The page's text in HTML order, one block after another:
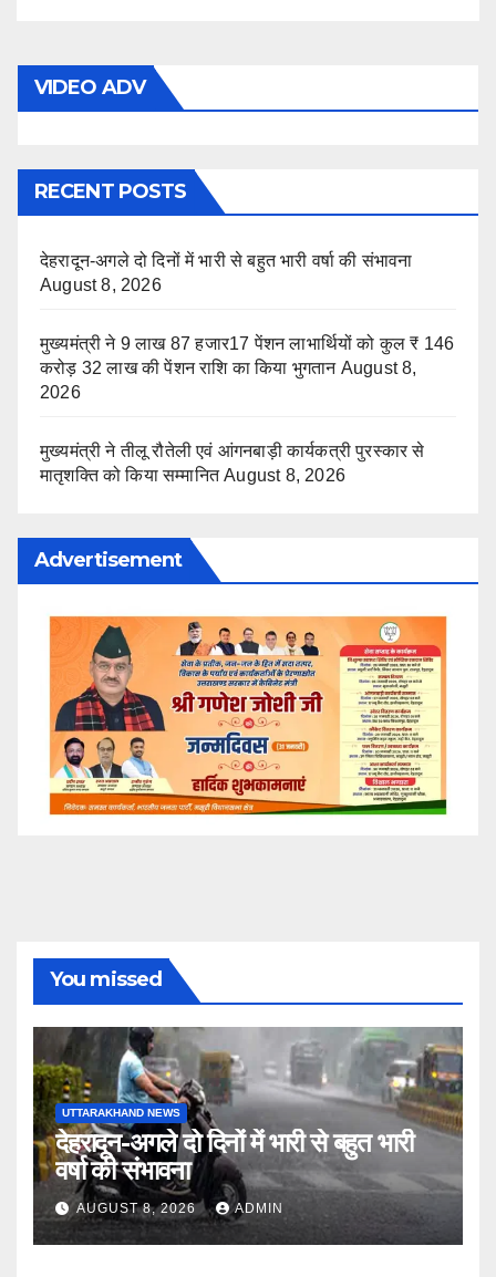
VIDEO ADV
RECENT POSTS
देहरादून-अगले दो दिनों में भारी से बहुत भारी वर्षा की संभावना
August 8, 2026
मुख्यमंत्री ने 9 लाख 87 हजार17 पेंशन लाभार्थियों को कुल ₹ 146
करोड़ 32 लाख की पेंशन राशि का किया भुगतान August 8,
2026
मुख्यमंत्री ने तीलू रौतेली एवं आंगनबाड़ी कार्यकत्री पुरस्कार से
मातृशक्ति को किया सम्मानित August 8, 2026
Advertisement
You missed
UTTARAKHAND NEWS
देहरादून-अगले दो दिनों में भारी से बहुत भारी
वर्षा की संभावना
AUGUST 8, 2026 ADMIN